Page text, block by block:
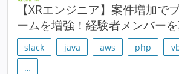
【XRエンジニア】案件増加で
ームを増強！経験者メンバーを
slack java aws php
…